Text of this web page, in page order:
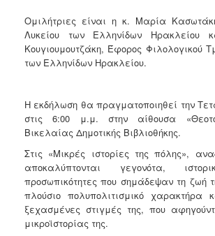
Ομιλήτριες είναι η κ. Μαρία
Λυκείου των Ελληνίδων
Κουγιουμουτζάκη, Έφορος Φιλολογικού
των Ελληνίδων Ηρακλείου.
Η εκδήλωση θα πραγματοποιηθεί την
στις 6:00 μ.μ. στην αίθουσα
Βικελαίας Δημοτικής Βιβλιοθήκης.
Στις «Μικρές ιστορίες της πόλης»,
αποκαλύπτονται γεγονότα,
προσωπικότητες που σημάδεψαν τη ζωή
πλούσιο πολυπολιτισμικό χαρακτήρα
ξεχασμένες στιγμές της, που
μικροϊστορίας της.